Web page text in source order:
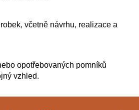
včetně návrhu, realizace a
opotřebovaných pomníků
vzhled.